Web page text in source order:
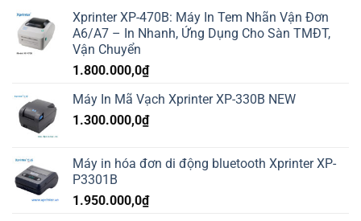
Xprinter XP-470B: Máy In Tem Nhãn Vận Đơn
A6/A7 – In Nhanh, Ứng Dụng Cho Sàn TMĐT,
Vận Chuyển
1.800.000,0₫
Máy In Mã Vạch Xprinter XP-330B NEW
1.300.000,0₫
Máy in hóa đơn di động bluetooth Xprinter XP-
P3301B
1.950.000,0₫